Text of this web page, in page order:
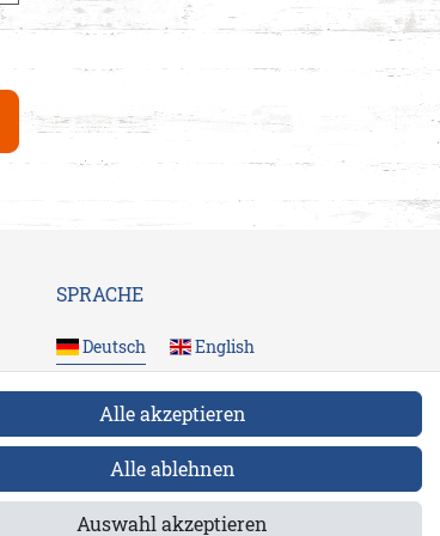
SPRACHE
Deutsch English
FOLGE UNS
Alle akzeptieren
Alle ablehnen
Auswahl akzeptieren